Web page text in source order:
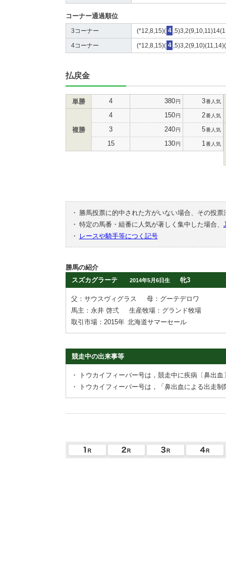
コーナー通過順位
3コーナー (*12,8,15)( 4
4コーナー (*12,8,15)( 4
払戻金
単勝 4 380円 3番人気
複勝
4 150円 2番人気
3 240円 5番人気
15 130円 1 番人気
・
勝馬投票に的中された方がいない場合、その投
・ 特定の馬番・組番に人気が著しく集中した場合、
・
レースや騎手等につく記号
勝馬の紹介
スズカグラーテ
2014年5月6日生 牝3
父：サウスヴィグラス
母：グーテデロワ
馬主：永井 啓弍
生産牧場：グランド牧場
取引市場：2015年 北海道サマーセール
競走中の出来事等
・
トウカイフィーバー号は，競走中に疾病〔鼻出血
・
トウカイフィーバー号は，「鼻出血による出走